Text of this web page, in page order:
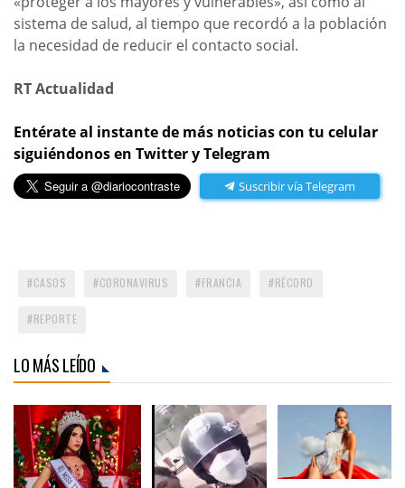
sistema de salud, al tiempo que recordó a la población
la necesidad de reducir el contacto social.
RT Actualidad
Entérate al instante de más noticias con tu celular
siguiéndonos en Twitter y Telegram
Suscribir vía Telegram
CASOS CORONAVIRUS FRANCIA RÉCORD
REPORTE
LO MÁS LEÍDO